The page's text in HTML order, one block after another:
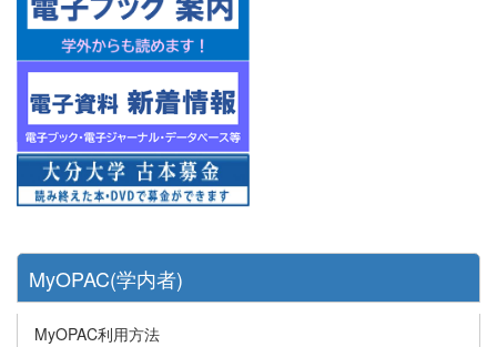
MyOPAC(学内者)
MyOPAC利用方法